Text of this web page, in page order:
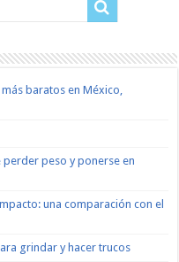
baratos en México,
perder peso y ponerse en
una comparación con el
grindar y hacer trucos